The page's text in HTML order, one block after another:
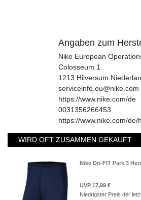
Angaben zum
Nike European
Colosseum 1
1213 Hilversum
serviceinfo.eu@nike.com
https://www.nike.com/de
0031356266453
https://www.nike.com/de/
WIRD OFT ZUSAMMEN GEKAUFT
Nike Dri-FIT Park 3
UVP 17,99 €
Niedrigster Preis der